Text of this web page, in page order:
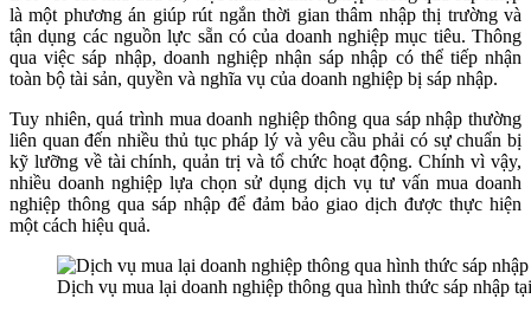
là một phương án giúp rút ngắn thời gian thâm nhập thị trường và
tận dụng các nguồn lực sẵn có của doanh nghiệp mục tiêu. Thông
qua việc sáp nhập, doanh nghiệp nhận sáp nhập có thể tiếp nhận
toàn bộ tài sản, quyền và nghĩa vụ của doanh nghiệp bị sáp nhập.
Tuy nhiên, quá trình mua doanh nghiệp thông qua sáp nhập thường
liên quan đến nhiều thủ tục pháp lý và yêu cầu phải có sự chuẩn bị
kỹ lưỡng về tài chính, quản trị và tổ chức hoạt động. Chính vì vậy,
nhiều doanh nghiệp lựa chọn sử dụng dịch vụ tư vấn mua doanh
nghiệp thông qua sáp nhập để đảm bảo giao dịch được thực hiện
một cách hiệu quả.
Dịch vụ mua lại doanh nghiệp thông qua hình thức sáp nhập